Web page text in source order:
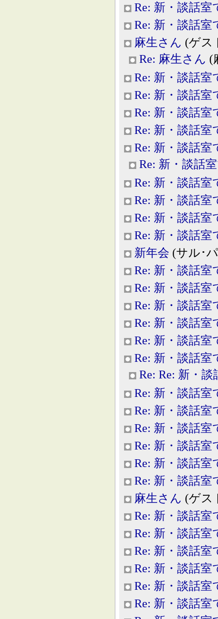
Re: 新・談話室
Re: 新・談話室
麻生さん (ゲス
Re: 麻生さん (
Re: 新・談話室
Re: 新・談話室
Re: 新・談話室
Re: 新・談話室
Re: 新・談話室
Re: 新・談話
Re: 新・談話室
Re: 新・談話室
Re: 新・談話室
Re: 新・談話室
新年会 (サル･
Re: 新・談話室
Re: 新・談話室
Re: 新・談話室
Re: 新・談話室
Re: 新・談話室
Re: 新・談話室
Re: Re: 新・
Re: 新・談話室
Re: 新・談話室
Re: 新・談話室
Re: 新・談話室
Re: 新・談話室
Re: 新・談話室
麻生さん (ゲス
Re: 新・談話室
Re: 新・談話室
Re: 新・談話室
Re: 新・談話室
Re: 新・談話室
Re: 新・談話室